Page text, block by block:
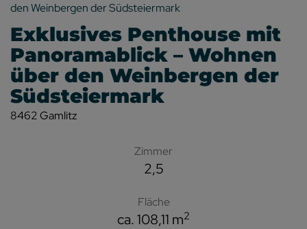
Exklusives Penthouse mit
Panoramablick – Wohnen
über den Weinbergen der
Südsteiermark
8462 Gamlitz
Zimmer
2,5
Fläche
ca. 108,11 m2